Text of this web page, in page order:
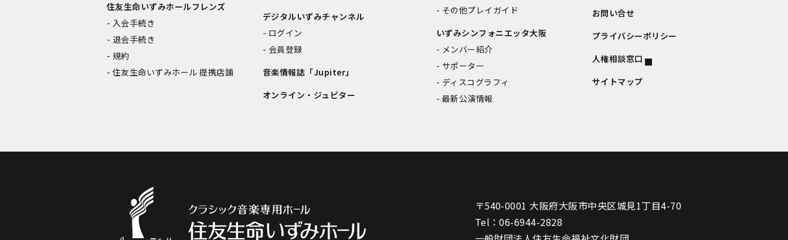
住友生命いずみホールフレンズ
入会手続き
退会手続き
規約
住友生命いずみホール 提携店舗
デジタルいずみチャンネル
ログイン
会員登録
音楽情報誌「Jupiter」
オンライン・ジュピター
その他プレイガイド
いずみシンフォニエッタ大阪
メンバー紹介
サポーター
ディスコグラフィ
最新公演情報
お問い合せ
プライバシーポリシー
人権相談窓口
サイトマップ
〒540-0001 大阪府大阪市中央区城見1丁目4-70
Tel：06-6944-2828